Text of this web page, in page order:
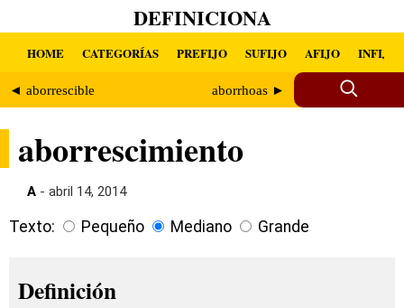
DEFINICIONA
HOME CATEGORÍAS PREFIJO SUFIJO AFIJO INFIJO
◄ aborrescible aborrhoas ►
aborrescimiento
A - abril 14, 2014
Texto: Pequeño Mediano Grande
Definición